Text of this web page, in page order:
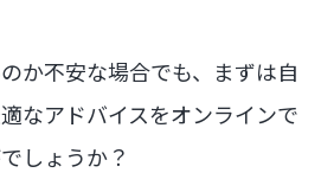
か不安な場合でも、まずは自
なアドバイスをオンラインで
しょうか？